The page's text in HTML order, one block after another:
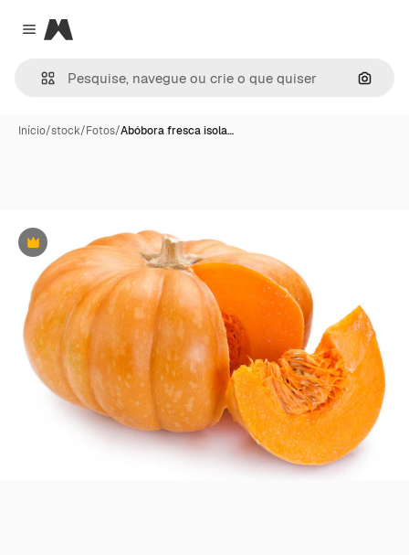
Close menu
Magnific
Início/stock/Fotos/Abóbora fresca isola…
Premium